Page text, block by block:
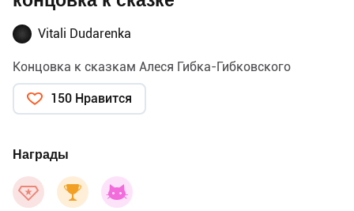
Vitali Dudarenka
Концовка к сказкам Алеся Гибка-Гибковского
150 Нравится
Награды